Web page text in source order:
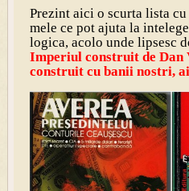
Prezint aicio scurta lista
mele ce pot ajuta la
logica, acolo unde lipsesc
Imperiul construit de Dan
construit cu banii nostri,